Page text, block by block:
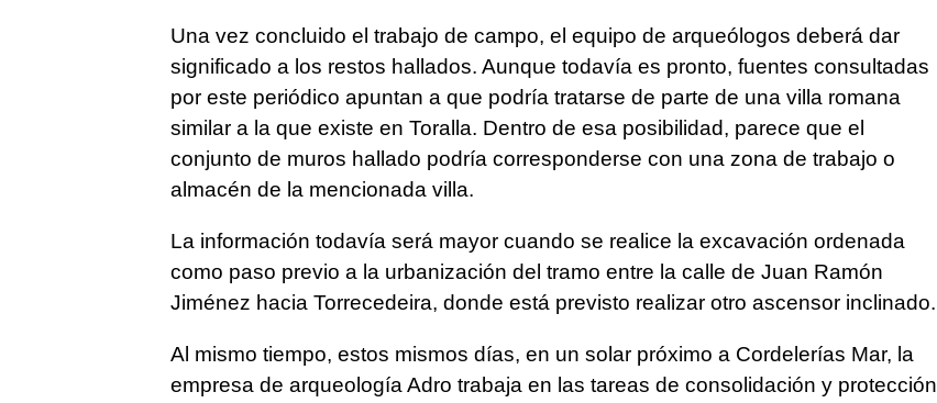
Una vez concluido el trabajo de campo, el equipo de arqueólogos deberá dar
significado a los restos hallados. Aunque todavía es pronto, fuentes consultadas
por este periódico apuntan a que podría tratarse de parte de una villa romana
similar a la que existe en Toralla. Dentro de esa posibilidad, parece que el
conjunto de muros hallado podría corresponderse con una zona de trabajo o
almacén de la mencionada villa.
La información todavía será mayor cuando se realice la excavación ordenada
como paso previo a la urbanización del tramo entre la calle de Juan Ramón
Jiménez hacia Torrecedeira, donde está previsto realizar otro ascensor inclinado.
Al mismo tiempo, estos mismos días, en un solar próximo a Cordelerías Mar, la
empresa de arqueología Adro trabaja en las tareas de consolidación y protección